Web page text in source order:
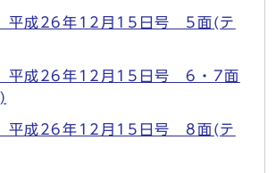
平成26年12月15日号 5面(テ
平成26年12月15日号 6・7面
平成26年12月15日号 8面(テ